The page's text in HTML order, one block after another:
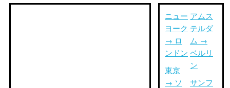
ニュー
ヨーク
→ ロ
ンドン
東京
→ ソ
アムス
テルダ
ム →
ベルリ
ン
サンフ